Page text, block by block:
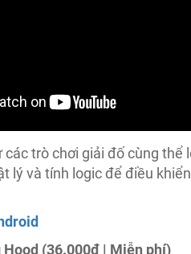
các trò chơi giải đố cùng thể
lý và tính logic để điều
(36.000đ | Miễn phí)